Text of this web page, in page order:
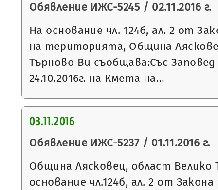
Обявление ИЖС-5245 / 02.11.2016 г.
На основание чл. 124б, ал. 2 от
на територията, Община
Търново Ви съобщава:Със
24.10.2016г. на Кмета на…
03.11.2016
Обявление ИЖС-5237 / 01.11.2016 г.
Община Лясковец, област Велико
основание чл.124б, ал. 2 от